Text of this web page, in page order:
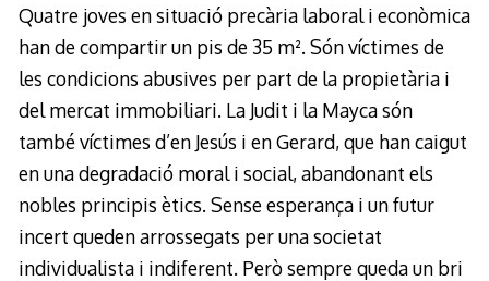
Quatre joves en situació precària laboral i econòmica
han de compartir un pis de 35 m². Són víctimes de
les condicions abusives per part de la propietària i
del mercat immobiliari. La Judit i la Mayca són
també víctimes d’en Jesús i en Gerard, que han caigut
en una degradació moral i social, abandonant els
nobles principis ètics. Sense esperança i un futur
incert queden arrossegats per una societat
individualista i indiferent. Però sempre queda un bri